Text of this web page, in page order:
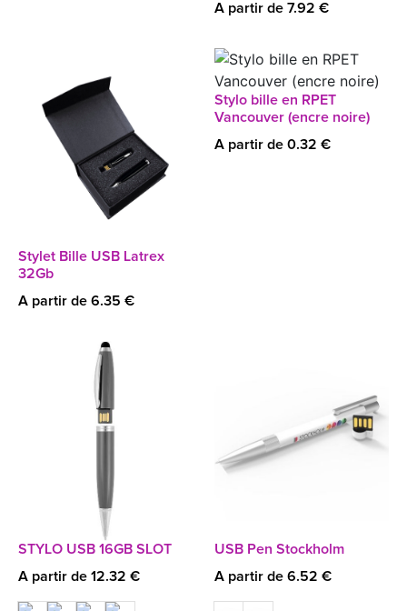
A partir de 7.92 €
Stylet Bille USB Latrex
32Gb
A partir de 6.35 €
Stylo bille en RPET
Vancouver (encre noire)
A partir de 0.32 €
STYLO USB 16GB SLOT
A partir de 12.32 €
USB Pen Stockholm
A partir de 6.52 €